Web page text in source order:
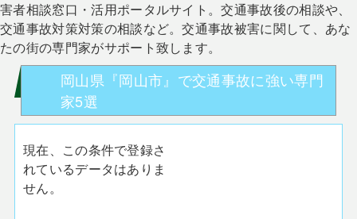
害者相談窓口・活用ポータルサイト。交通事故後の相談や、
交通事故対策対策の相談など。交通事故被害に関して、あな
たの街の専門家がサポート致します。
岡山県『岡山市』で交通事故に強い専門
家5選
現在、この条件で登録さ
れているデータはありま
せん。